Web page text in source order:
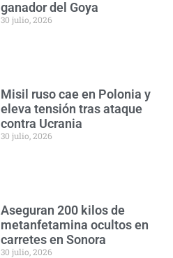
ganador del Goya
30 julio, 2026
Misil ruso cae en Polonia y
eleva tensión tras ataque
contra Ucrania
30 julio, 2026
Aseguran 200 kilos de
metanfetamina ocultos en
carretes en Sonora
30 julio, 2026